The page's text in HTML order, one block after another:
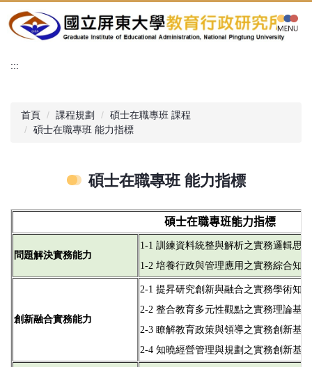
到
內
:::
首頁 課程規劃
碩士在職專班 課程
碩士在職專班 能力指標
碩士在職專班 能力指標
碩士在職專班能力指標
問題解決實務能力
1-1 訓練資料統整與解析之實務邏輯思維
1-2 培養行政與管理應用之實務綜合知能
創新融合實務能力
2-1 提昇研究創新與融合之實務學術知能
2-2 整合教育多元性觀點之實務理論基礎
2-3 瞭解教育政策與領導之實務創新基礎
2-4 知曉經營管理與規劃之實務創新基礎